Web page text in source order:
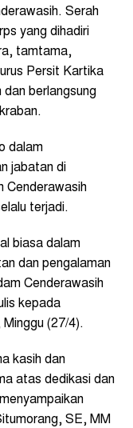
Serah
yang dihadiri
tamtama,
Persit Kartika
dan berlangsung
dalam
jabatan di
Cenderawasih
terjadi.
biasa dalam
dan pengalaman
Cenderawasih
kepada
(27/4).
kasih dan
atas dedikasi dan
SE, MM